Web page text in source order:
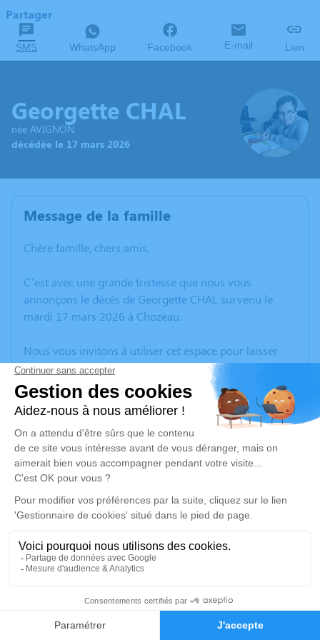
Faire-part Hommages
Partager
SMS WhatsApp Facebook E-mail Lien
Georgette CHAL
née AVIGNON
décédée le 17 mars 2026
Message de la famille
Chère famille, chers amis,
C’est avec une grande tristesse que nous vous
annonçons le décès de Georgette CHAL survenu le
mardi 17 mars 2026 à Chozeau.
Nous vous invitons à utiliser cet espace pour laisser
vos condoléances, partager des photos souvenirs, une
anecdote ou exprimer vos pensées à travers des
poèmes ou des textes. Cet endroit est un lieu
d'expression dédié à honorer la mémoire de Georgette
CHAL.
Un service de plantation d’arbre hommage est
disponible ici.
Je rends hommage
Cérémonie
Eglise de Charvieu
38230 Charvieu Chavagneux